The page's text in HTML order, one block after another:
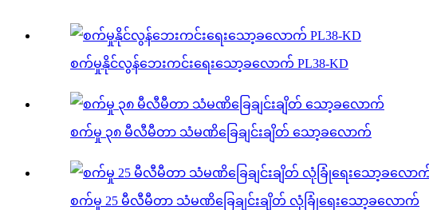
စက်မှုနိုင်လွန်ဘေးကင်းရေးသော့ခလောက် PL38-KD
စက်မှု ၃၈ မီလီမီတာ သံမဏိခြေချင်းချိတ် သော့ခလောက်
စက်မှု 25 မီလီမီတာ သံမဏိခြေချင်းချိတ် လုံခြုံရေးသော့ခလောက်